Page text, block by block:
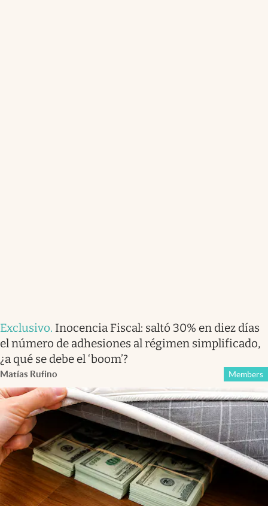
Exclusivo. Inocencia Fiscal: saltó 30% en diez días
el número de adhesiones al régimen simplificado,
¿a qué se debe el ‘boom’?
Matías Rufino Members